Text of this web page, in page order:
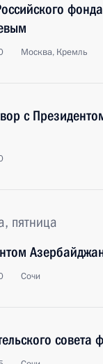
Москва, Кремль
с
пятница
Сочи
совета